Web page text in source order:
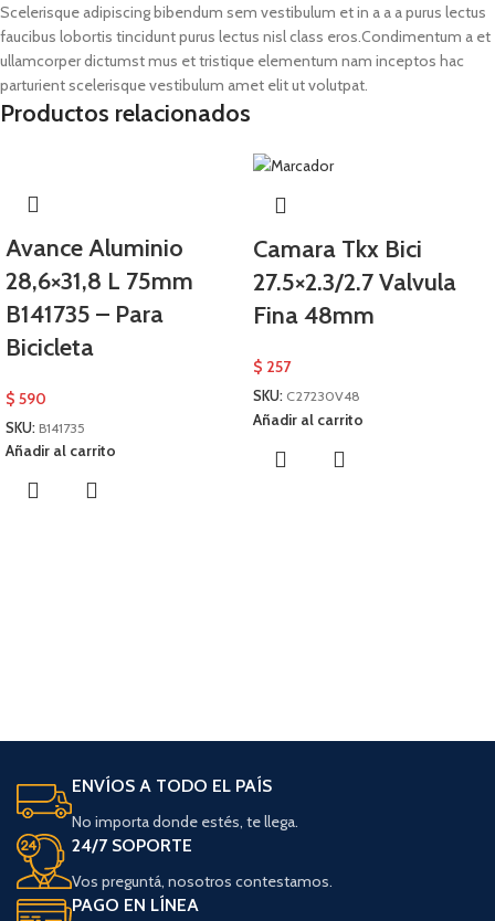
Scelerisque adipiscing bibendum sem vestibulum et in a a a purus lectus
faucibus lobortis tincidunt purus lectus nisl class eros.Condimentum a et
ullamcorper dictumst mus et tristique elementum nam inceptos hac
parturient scelerisque vestibulum amet elit ut volutpat.
Productos relacionados
Avance Aluminio
28,6×31,8 L 75mm
B141735 – Para
Bicicleta
$ 590
SKU: B141735
Añadir al carrito
Camara Tkx Bici
27.5×2.3/2.7 Valvula
Fina 48mm
$ 257
SKU: C27230V48
Añadir al carrito
ENVÍOS A TODO EL PAÍS
No importa donde estés, te llega.
24/7 SOPORTE
Vos preguntá, nosotros contestamos.
PAGO EN LÍNEA